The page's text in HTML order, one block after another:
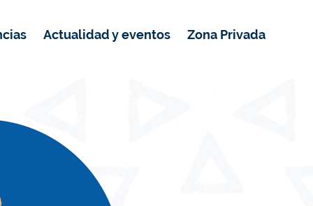
Actualidad y eventos Zona Privada